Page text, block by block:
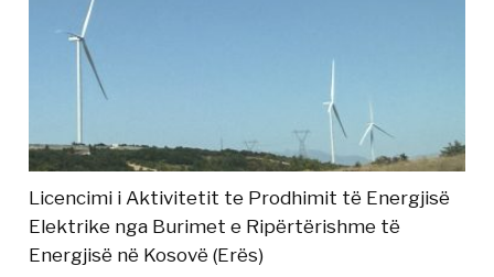
Licencimi i Aktivitetit te Prodhimit të Energjisë
Elektrike nga Burimet e Ripërtërishme të
Energjisë në Kosovë (Erës)